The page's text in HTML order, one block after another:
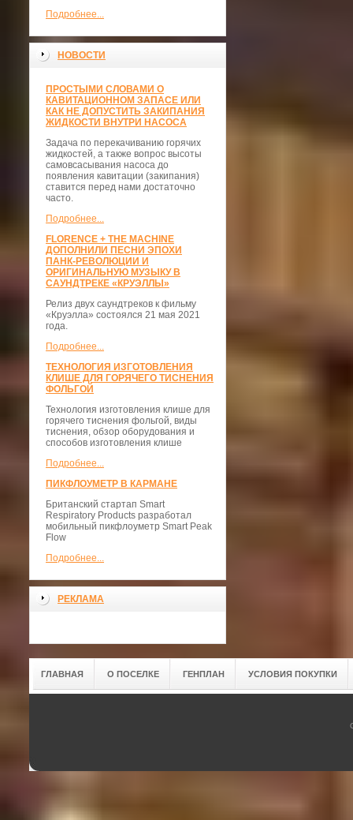
Подробнее...
НОВОСТИ
ПРОСТЫМИ СЛОВАМИ О
КАВИТАЦИОННОМ ЗАПАСЕ ИЛИ
КАК НЕ ДОПУСТИТЬ ЗАКИПАНИЯ
ЖИДКОСТИ ВНУТРИ НАСОСА
Задача по перекачиванию горячих
жидкостей, а также вопрос высоты
самовсасывания насоса до
появления кавитации (закипания)
ставится перед нами достаточно
часто.
Подробнее...
FLORENCE + THE MACHINE
ДОПОЛНИЛИ ПЕСНИ ЭПОХИ
ПАНК-РЕВОЛЮЦИИ И
ОРИГИНАЛЬНУЮ МУЗЫКУ В
САУНДТРЕКЕ «КРУЭЛЛЫ»
Релиз двух саундтреков к фильму
«Круэлла» состоялся 21 мая 2021
года.
Подробнее...
ТЕХНОЛОГИЯ ИЗГОТОВЛЕНИЯ
КЛИШЕ ДЛЯ ГОРЯЧЕГО ТИСНЕНИЯ
ФОЛЬГОЙ
Технология изготовления клише для
горячего тиснения фольгой, виды
тиснения, обзор оборудования и
способов изготовления клише
Подробнее...
ПИКФЛОУМЕТР В КАРМАНЕ
Британский стартап Smart
Respiratory Products разработал
мобильный пикфлоуметр Smart Peak
Flow
Подробнее...
РЕКЛАМА
ГЛАВНАЯ О ПОСЕЛКЕ ГЕНПЛАН УСЛОВИЯ ПОКУПКИ